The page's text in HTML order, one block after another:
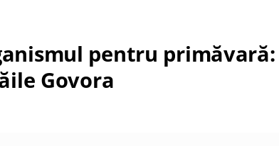
pentru primăvară:
Govora